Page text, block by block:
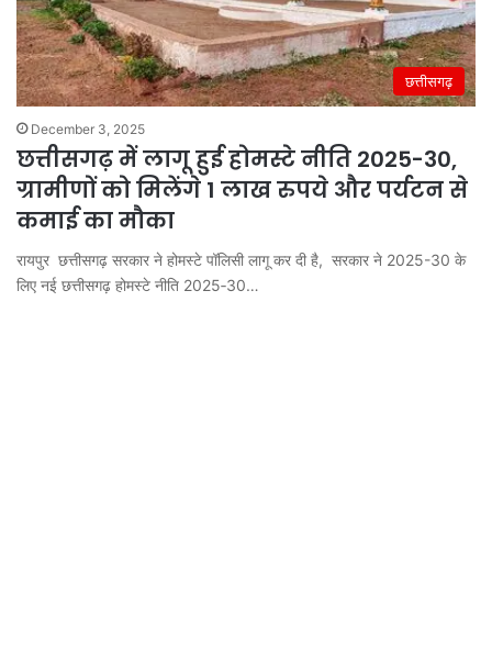
छत्तीसगढ़
December 3, 2025
छत्तीसगढ़ में लागू हुई होमस्टे नीति 2025-30,
ग्रामीणों को मिलेंगे 1 लाख रुपये और पर्यटन से
कमाई का मौका
रायपुर छत्तीसगढ़ सरकार ने होमस्टे पॉलिसी लागू कर दी है, सरकार ने 2025-30 के
लिए नई छत्तीसगढ़ होमस्टे नीति 2025‑30…